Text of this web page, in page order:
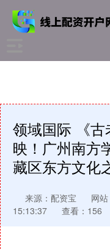
领域国际 《
映！广州南方
藏区东方文化
来源：配资宝 网
15:13:37
查看：156